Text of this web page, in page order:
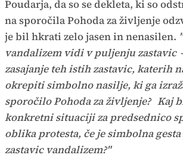
Poudarja, da so se dekleta, ki so
na sporočila Pohoda za življenje
je bil hkrati zelo jasen in nenasilen.
vandalizem vidi v puljenju zastavic
zasajanje teh istih zastavic, katerih
okrepiti simbolno nasilje, ki ga
sporočilo Pohoda za življenje? Kaj
konkretni situaciji za predsednico
oblika protesta, če je simbolna
zastavic vandalizem?"